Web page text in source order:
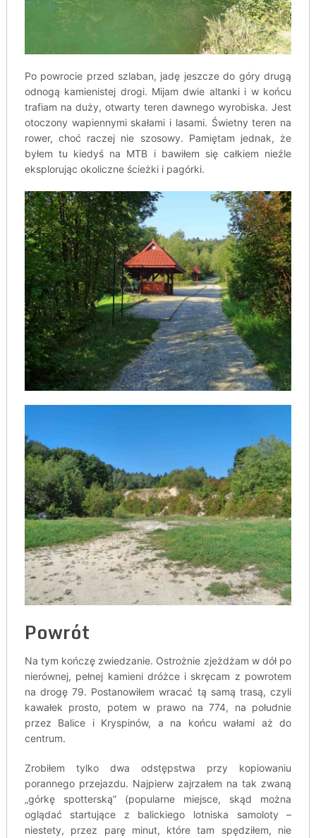
Po powrocie przed szlaban, jadę jeszcze do góry drugą
odnogą kamienistej drogi. Mijam dwie altanki i w końcu
trafiam na duży, otwarty teren dawnego wyrobiska. Jest
otoczony wapiennymi skałami i lasami. Świetny teren na
rower, choć raczej nie szosowy. Pamiętam jednak, że
byłem tu kiedyś na MTB i bawiłem się całkiem nieźle
eksplorując okoliczne ścieżki i pagórki.
Powrót
Na tym kończę zwiedzanie. Ostrożnie zjeżdżam w dół po
nierównej, pełnej kamieni dróżce i skręcam z powrotem
na drogę 79. Postanowiłem wracać tą samą trasą, czyli
kawałek prosto, potem w prawo na 774, na południe
przez Balice i Kryspinów, a na końcu wałami aż do
centrum.
Zrobiłem tylko dwa odstępstwa przy kopiowaniu
porannego przejazdu. Najpierw zajrzałem na tak zwaną
„górkę spotterską” (popularne miejsce, skąd można
oglądać startujące z balickiego lotniska samoloty –
niestety, przez parę minut, które tam spędziłem, nie